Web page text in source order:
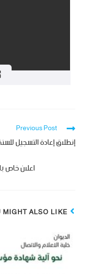
Previous Post
إنطلاق إعادة التسجيل للسنة
اعلان خاص
MIGHT ALSO LIKE